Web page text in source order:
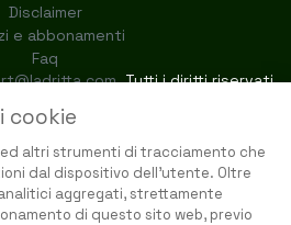
cookie
altri strumenti di tracciamento che
dal dispositivo dell'utente. Oltre
aggregati, strettamente
di questo sito web, previo
Disclaimer
e abbonamenti
Faq
. Tutti i diritti riservati